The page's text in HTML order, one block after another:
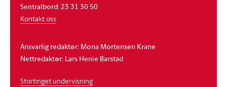
Sentralbord: 23 31 30 50
Kontakt oss
Ansvarlig redaktør: Mona Mortensen Krane
Nettredaktør: Lars Henie Barstad
Stortinget undervisning